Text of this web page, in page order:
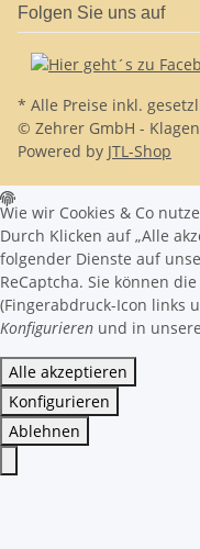
Folgen Sie uns auf
* Alle Preise inkl.
© Zehrer GmbH -
Powered by JTL-Shop
Wie wir Cookies & Co
Durch Klicken auf „Alle
folgender Dienste auf
ReCaptcha. Sie können
(Fingerabdruck-Icon links
Konfigurieren und in
Alle akzeptieren
Konfigurieren
Ablehnen